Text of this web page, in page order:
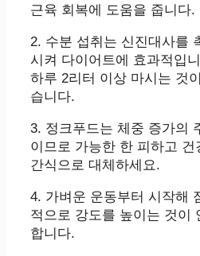
근육 회복에 도움을 줍니다.
2. 수분 섭취는 신진대사를
시켜 다이어트에 효과적입
하루 2리터 이상 마시는 것
습니다.
3. 정크푸드는 체중 증가의
이므로 가능한 한 피하고 건
간식으로 대체하세요.
4. 가벼운 운동부터 시작해
적으로 강도를 높이는 것이
합니다.